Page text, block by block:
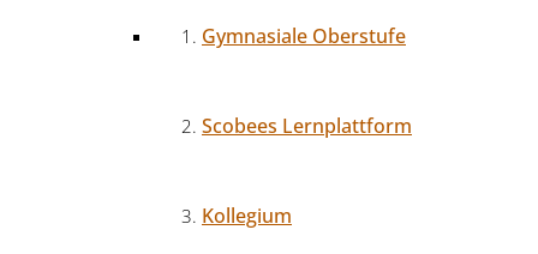
Gymnasiale Oberstufe
Scobees Lernplattform
Kollegium